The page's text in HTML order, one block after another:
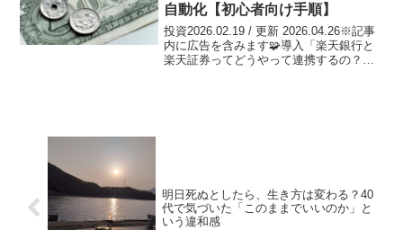
自動化【初心者向け手順】
投資2026.02.19 / 更新 2026.04.26※記事
内に広告を含みます🧩導入「楽天銀行と
楽天証券ってどうやって連携するの？」
明日死ぬとしたら、生き方は変わる？40
代で気づいた「このままでいいのか」と
いう違和感